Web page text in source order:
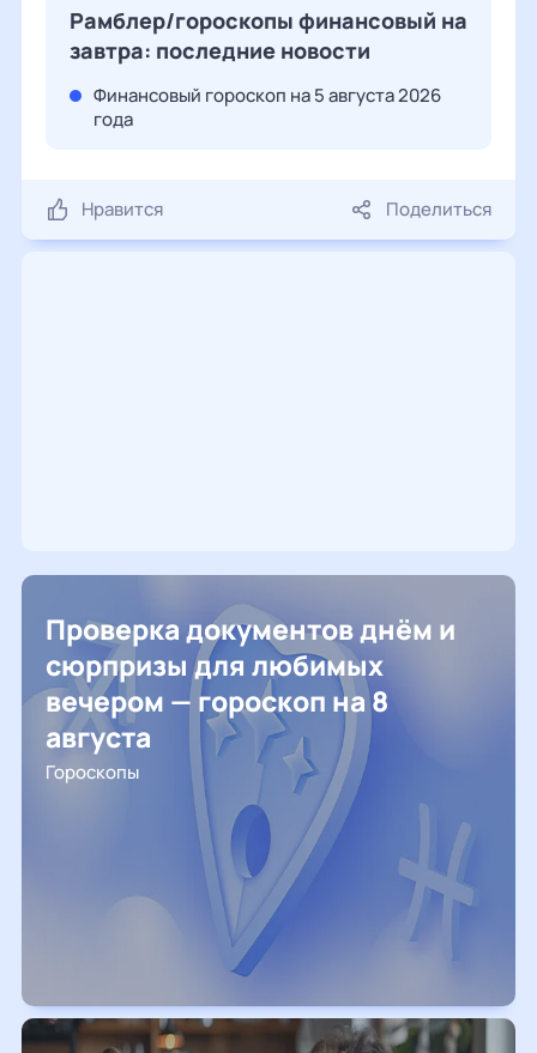
Рамблер/гороскопы финансовый на
завтра: последние новости
Финансовый гороскоп на 5 августа 2026
года
Нравится Поделиться
Проверка документов днём и
сюрпризы для любимых
вечером — гороскоп на 8
августа
Гороскопы